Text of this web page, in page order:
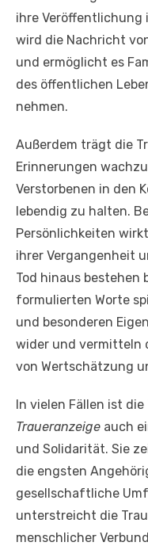
ihre Veröffentlichung
wird die Nachricht
und ermöglicht es
des öffentlichen
nehmen.
Außerdem trägt die
Erinnerungen
Verstorbenen in den
lebendig zu halten.
Persönlichkeiten
ihrer Vergangenheit
Tod hinaus bestehen
formulierten Worte
und besonderen
wider und vermitteln
von Wertschätzung
In vielen Fällen ist die
Traueranzeige auch
und Solidarität. Sie
die engsten
gesellschaftliche
unterstreicht die
menschlicher